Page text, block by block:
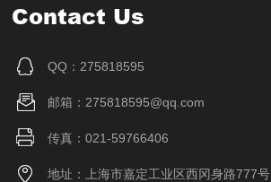
Contact Us
QQ：275818595
邮箱：275818595@qq.com
传真：021-59766406
地址：上海市嘉定工业区西冈身路777号